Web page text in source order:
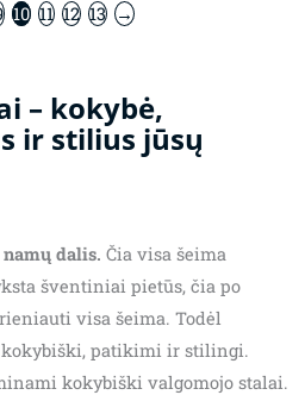
10 11 12 13 →
– kokybė,
ir stilius jūsų
dalis. Čia visa šeima
šventiniai pietūs, čia po
visa šeima. Todėl
patikimi ir stilingi.
kokybiški valgomojo stalai.